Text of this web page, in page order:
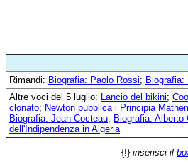
Rimandi: Biografia: Paolo Rossi; Biografia:
Altre voci del 5 luglio: Lancio del bikini;
clonato; Newton pubblica i Principia
Biografia: Jean Cocteau; Biografia: Alberto
dell'Indipendenza in Algeria
{!} inserisci il